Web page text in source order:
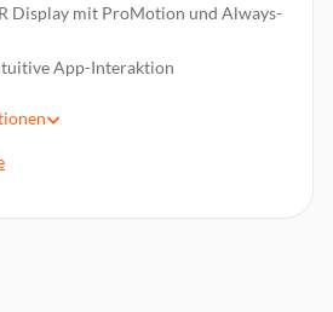
Display mit ProMotion und Always-
App-Interaktion
48 MP Fotos mit Makro
mit 60 fps